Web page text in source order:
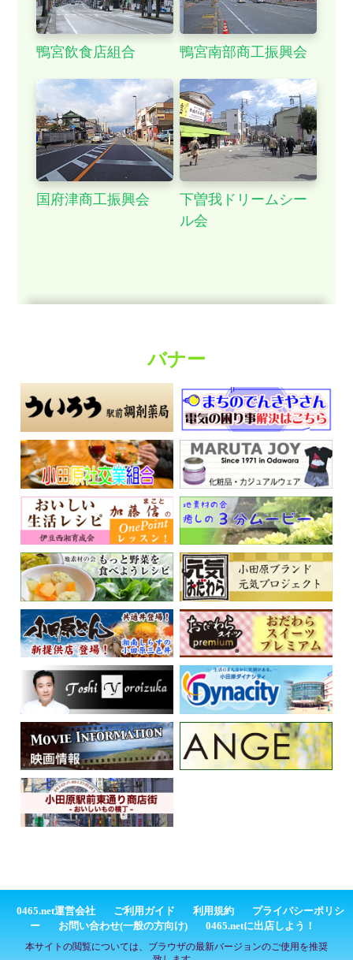
くらしの情報
鴨宮飲食店組合 鴨宮南部商工振興会
国府津商工振興会
下曽我ドリームシー
ル会
バナー
0465.net運営会社 ご利用ガイド 利用規約
プライバシーポリシ
ー
お問い合わせ(一般の方向け) 0465.netに出店しよう！
本サイトの閲覧については、ブラウザの最新バージョンのご使用を推奨